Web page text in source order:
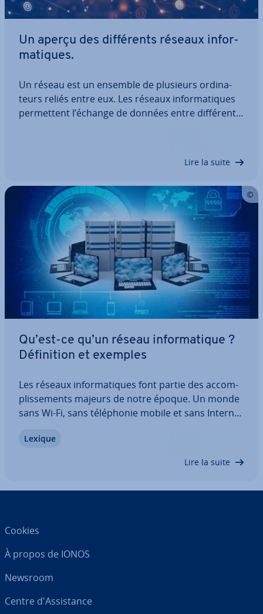
Un aperçu des dif­fé­rents réseaux in­for­
ma­tiques.
Un réseau est un ensemble de plusieurs or­di­na­
teurs reliés entre eux. Les réseaux in­for­ma­tiques
per­met­tent l’échange de données entre dif­fé­rents
Lire la suite
Qu’est-ce qu’un réseau in­for­ma­tique ?
Dé­fi­ni­tion et exemples
Les réseaux in­for­ma­tiques font partie des ac­com­
plis­se­ments majeurs de notre époque. Un monde
sans Wi-Fi, sans té­lé­pho­nie mobile et sans Internet
Mais comment fonc­tion­nent les réseaux in­for­ma­
Lexique
Lire la suite
Cookies
À propos de IONOS
Newsroom
Centre d'As­sis­tance